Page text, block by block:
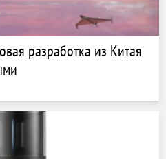
разработка из Китая